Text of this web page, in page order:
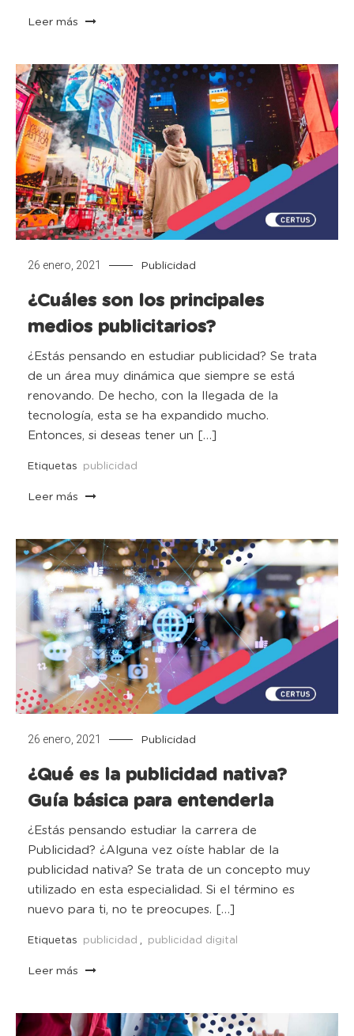
Leer más
26 enero, 2021 Publicidad
¿Cuáles son los principales
medios publicitarios?
¿Estás pensando en estudiar publicidad? Se trata
de un área muy dinámica que siempre se está
renovando. De hecho, con la llegada de la
tecnología, esta se ha expandido mucho.
Entonces, si deseas tener un […]
Etiquetas publicidad
Leer más
26 enero, 2021 Publicidad
¿Qué es la publicidad nativa?
Guía básica para entenderla
¿Estás pensando estudiar la carrera de
Publicidad? ¿Alguna vez oíste hablar de la
publicidad nativa? Se trata de un concepto muy
utilizado en esta especialidad. Si el término es
nuevo para ti, no te preocupes. […]
Etiquetas publicidad , publicidad digital
Leer más